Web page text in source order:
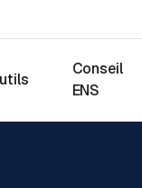
Conseil
ENS